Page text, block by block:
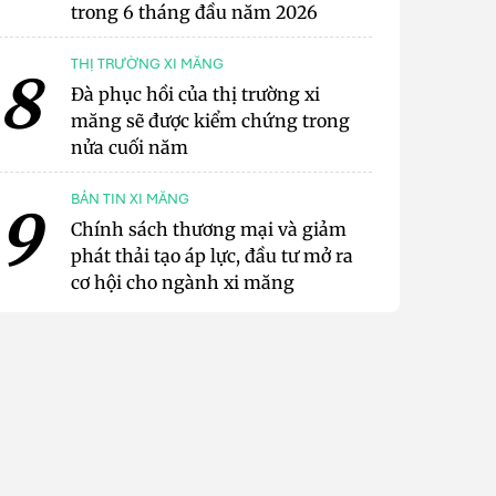
trong 6 tháng đầu năm 2026
8 THỊ TRƯỜNG XI MĂNG
Đà phục hồi của thị trường xi
măng sẽ được kiểm chứng trong
nửa cuối năm
9 BẢN TIN XI MĂNG
Chính sách thương mại và giảm
phát thải tạo áp lực, đầu tư mở ra
cơ hội cho ngành xi măng